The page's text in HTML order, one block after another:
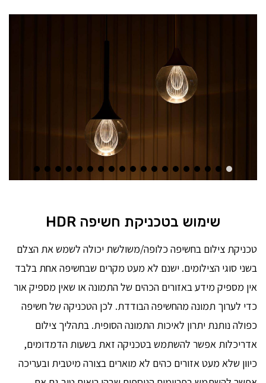
שימוש בטכניקת חשיפה HDR
טכניקת צילום בחשיפה כלופה/משולשת יכולה לשמש את הצלם
בשני סוגי הצילומים. ישנם לא מעט מקרים שבחשיפה אחת בלבד
אין מספיק מידע באזורים הכהים של התמונה או שאין מספיק אור
כדי לערוך תמונה מהחשיפה הבודדת. לכן הטכניקה של חשיפה
כפולה נותנת יתרון לאיכות התמונה הסופית. בתהליך צילום
אדריכלות אפשר להשתמש בטכניקה זאת בשעות הדמדומים,
כיוון שלא מעט אזורים כהים לא מוארים בצורה מיטבית ובעריכה